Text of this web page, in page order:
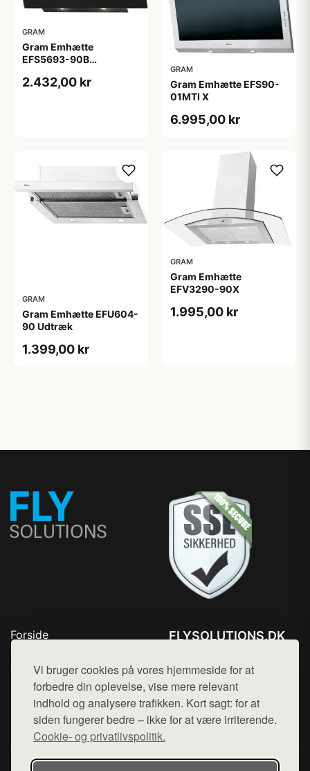
Vi bruger cookies på vores hjemmeside for at
forbedre din oplevelse, vise mere relevant
indhold og analysere trafikken. Kort sagt: for at
siden fungerer bedre – ikke for at være irriterende.
Cookie- og privatlivspolitik.
GRAM
Gram Emhætte
EFS5693-90B
2.432,00 kr
GRAM
Gram Emhætte EFS90-
01MTI X
6.995,00 kr
GRAM
Gram Emhætte EFU604-
90 Udtræk
1.399,00 kr
GRAM
Gram Emhætte
EFV3290-90X
1.995,00 kr
Forside
Top Rabatter
Blog
Kontakt
FLYSOLUTIONS.DK
Mail: hej@want.dk
Cookie- og privatlivspolitik